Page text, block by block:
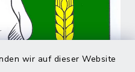
wir auf dieser Website